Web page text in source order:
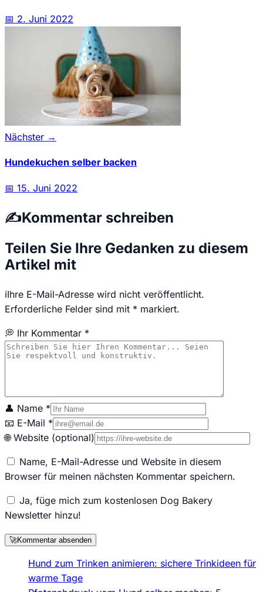
📅 2. Juni 2022
Nächster →
Hundekuchen selber backen
📅 15. Juni 2022
✍️Kommentar schreiben
Teilen Sie Ihre Gedanken zu diesem
Artikel mit
ℹ️Ihre E-Mail-Adresse wird nicht veröffentlicht.
Erforderliche Felder sind mit * markiert.
💭 Ihr Kommentar *
👤 Name *
📧 E-Mail *
🌐 Website (optional)
Name, E-Mail-Adresse und Website in diesem
Browser für meinen nächsten Kommentar speichern.
Ja, füge mich zum kostenlosen Dog Bakery
Newsletter hinzu!
🚀Kommentar absenden
Hund zum Trinken animieren: sichere Trinkideen für
warme Tage